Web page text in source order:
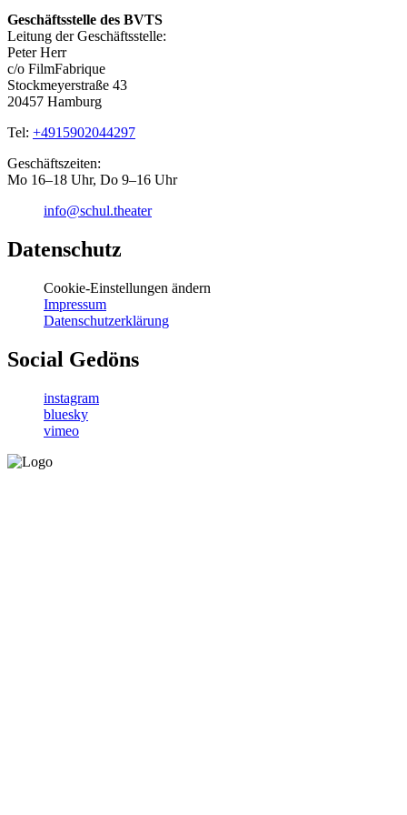
Geschäftsstelle des BVTS
Leitung der Geschäftsstelle:
Peter Herr
c/o FilmFabrique
Stockmeyerstraße 43
20457 Hamburg
Tel: +4915902044297
Geschäftszeiten:
Mo 16–18 Uhr, Do 9–16 Uhr
info@schul.theater
Datenschutz
Cookie-Einstellungen ändern
Impressum
Datenschutzerklärung
Social Gedöns
instagram
bluesky
vimeo